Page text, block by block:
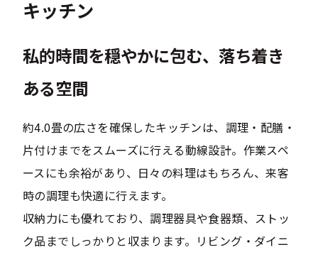
キッチン
私的時間を穏やかに包む、落ち着き
ある空間
約4.0畳の広さを確保したキッチンは、調理・配膳・
片付けまでをスムーズに行える動線設計。作業スペ
ースにも余裕があり、日々の料理はもちろん、来客
時の調理も快適に行えます。
収納力にも優れており、調理器具や食器類、ストッ
ク品までしっかりと収まります。リビング・ダイニ